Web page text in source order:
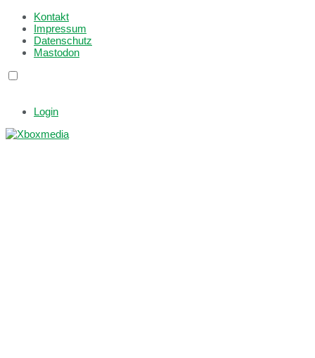
Kontakt
Impressum
Datenschutz
Mastodon
Login